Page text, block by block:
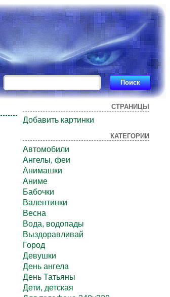
СТРАНИЦЫ
Добавить картинки
КАТЕГОРИИ
Автомобили
Ангелы, феи
Анимашки
Аниме
Бабочки
Валентинки
Весна
Вода, водопады
Выздоравливай
Город
Девушки
День ангела
День Татьяны
Дети, детская